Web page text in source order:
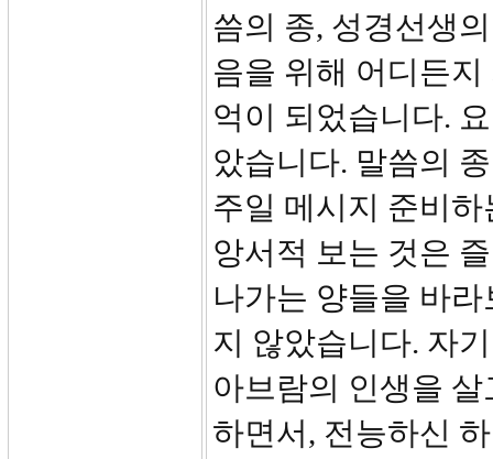
씀의 종, 성경선생
음을 위해 어디든
억이 되었습니다.
았습니다. 말씀의
주일 메시지 준비
앙서적 보는 것은
나가는 양들을 바
지 않았습니다. 자
아브람의 인생을
하면서, 전능하신